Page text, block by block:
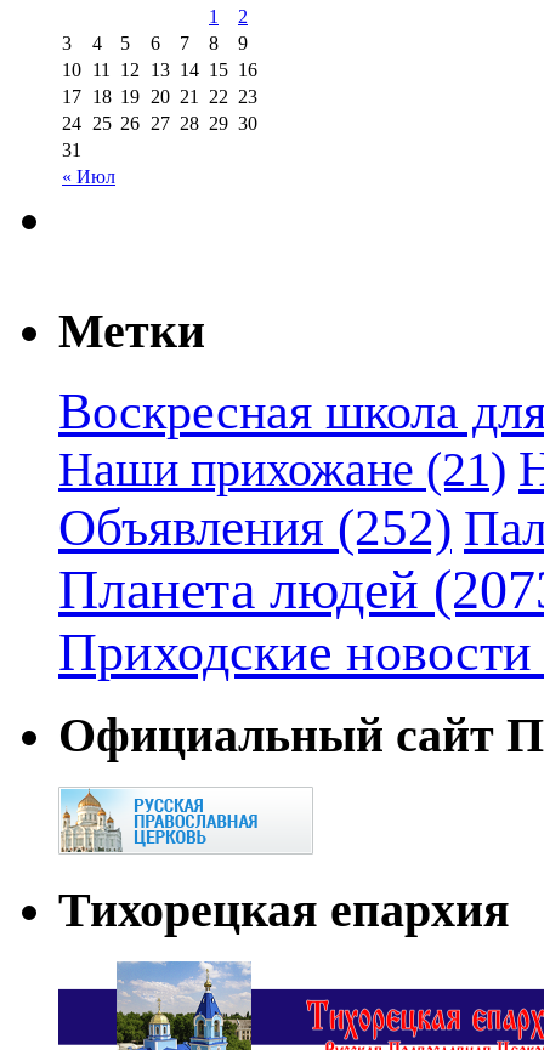
« Июл
1
2
3
4 5 6 7 8
9
10 11 12 13 14 15 16
17 18 19 20 21 22 23
24 25 26 27 28 29 30
31
Метки
Воскресная школа
Наши прихожане (21)
Объявления (252)
Планета людей
Приходские новости
Официальный сайт
Тихорецкая епархия